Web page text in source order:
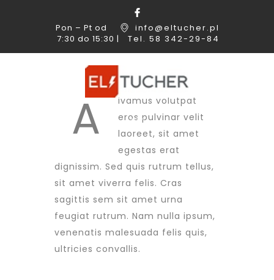
info@eltucher.pl
Tel. 58 342-29-84
Pon – Pt od
7:30 do 15:30 |
A
ivamus volutpat
eros pulvinar velit
laoreet, sit amet
egestas erat
dignissim. Sed quis rutrum tellus,
sit amet viverra felis. Cras
sagittis sem sit amet urna
feugiat rutrum. Nam nulla ipsum,
venenatis malesuada felis quis,
ultricies convallis.